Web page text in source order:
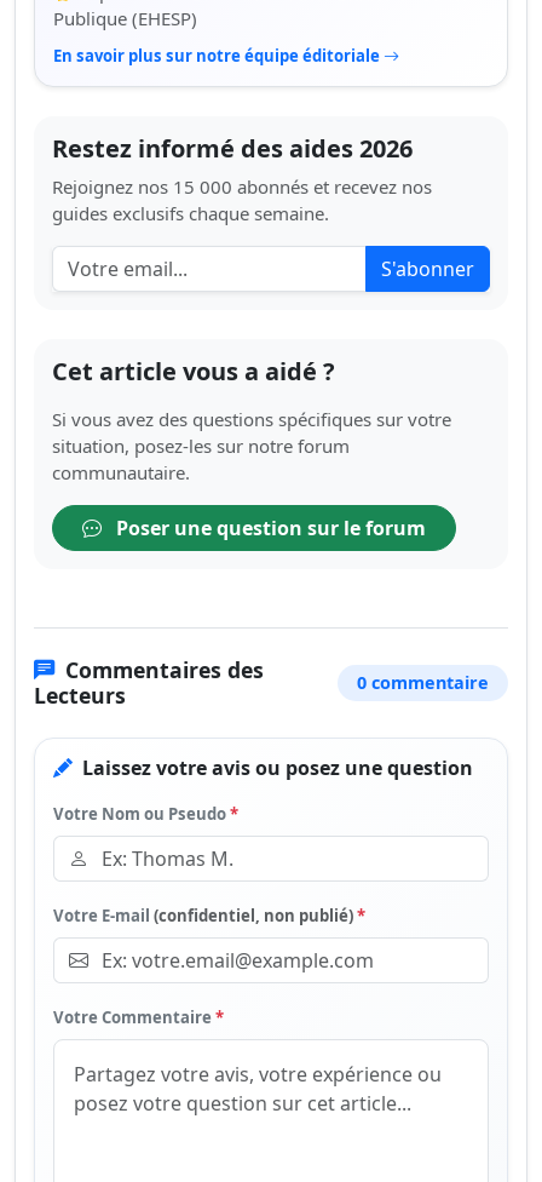
Publique (EHESP)
En savoir plus sur notre équipe éditoriale
Restez informé des aides 2026
Rejoignez nos 15 000 abonnés et recevez nos
guides exclusifs chaque semaine.
S'abonner
Cet article vous a aidé ?
Si vous avez des questions spécifiques sur votre
situation, posez-les sur notre forum
communautaire.
Poser une question sur le forum
Commentaires des
Lecteurs
0 commentaire
Laissez votre avis ou posez une question
Votre Nom ou Pseudo*
Votre E-mail (confidentiel, non publié)*
Votre Commentaire *